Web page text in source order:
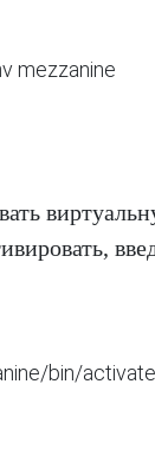
mezzanine
bin/activate